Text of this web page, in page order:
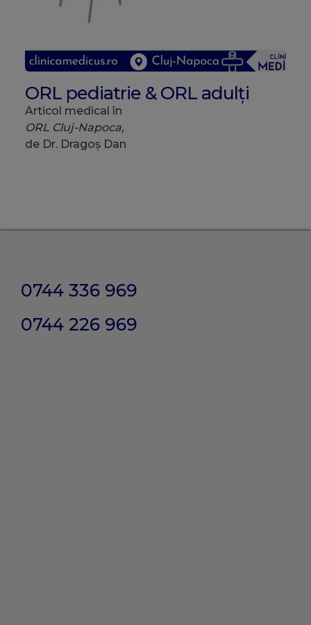
ORL pediatrie & ORL adulți
Articol medical în
ORL Cluj-Napoca,
de Dr. Dragoș Dan
0744 336 969
0744 226 969